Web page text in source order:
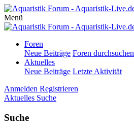
Menü
Foren
Neue Beiträge Foren durchsuchen
Aktuelles
Neue Beiträge Letzte Aktivität
Anmelden Registrieren
Aktuelles Suche
Suche